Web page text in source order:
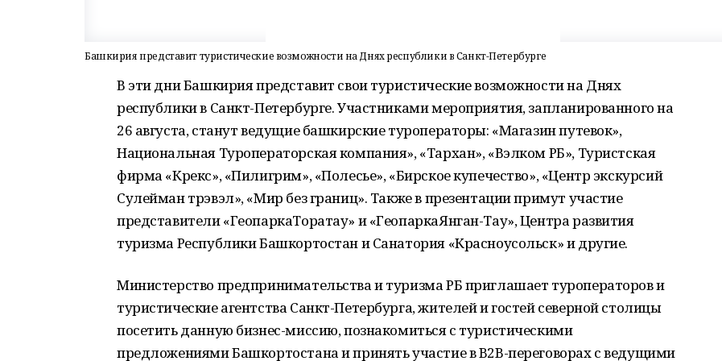
Башкирия представит туристические возможности на Днях республики в Санкт-Петербурге
В эти дни Башкирия представит свои туристические возможности на Днях
республики в Санкт-Петербурге. Участниками мероприятия, запланированного на
26 августа, станут ведущие башкирские туроператоры: «Магазин путевок»,
Национальная Туроператорская компания», «Тархан», «Вэлком РБ», Туристская
фирма «Крекс», «Пилигрим», «Полесье», «Бирское купечество», «Центр экскурсий
Сулейман трэвэл», «Мир без границ». Также в презентации примут участие
представители «ГеопаркаТоратау» и «ГеопаркаЯнган-Тау», Центра развития
туризма Республики Башкортостан и Санатория «Красноусольск» и другие.
Министерство предпринимательства и туризма РБ приглашает туроператоров и
туристические агентства Санкт-Петербурга, жителей и гостей северной столицы
посетить данную бизнес-миссию, познакомиться с туристическими
предложениями Башкортостана и принять участие в B2B-переговорах с ведущими